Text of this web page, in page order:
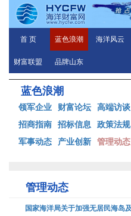
首 页 蓝色浪潮 海洋风云
财富联盟 品牌山东
蓝色浪潮
领军企业 财富论坛 高端访谈
招商指南 招标信息 政策法规
军事动态 产业创新 管理动态
管理动态